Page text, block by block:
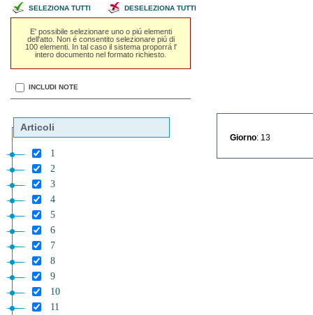
SELEZIONA TUTTI DESELEZIONA TUTTI
E' possibile selezionare uno o piú elementi
dell'atto. Non é consentito selezionare piú di
100 elementi. In tal caso il sistema proporrá l'
intero documento nel formato richiesto.
INCLUDI NOTE
Articoli
1
2
3
4
5
6
7
8
9
10
11
Giorno : 13